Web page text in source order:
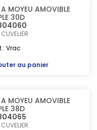
MOYEU AMOVIBLE
30D
: Vrac
au panier
MOYEU AMOVIBLE
38D